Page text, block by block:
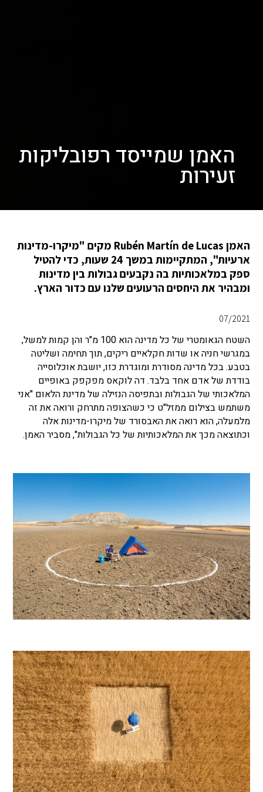
האמן שמייסד רפובליקות
זעירות
האמן Rubén Martín de Lucas מקים "מיקרו-מדינות
ארעיות", המתקיימות במשך 24 שעות, כדי להטיל
ספק במלאכותיות בה נקבעים גבולות בין מדינות
ומבהיר את היחסים הרעועים שלנו עם כדור הארץ.
07/2021
השטח הגאומטרי של כל מדינה הוא 100 מ"ר והן קמות למשל,
במגרשי חניה או שדות חקלאיים ריקים, תוך תחימה ושליטה
בטבע. בכל מדינה מסודרת ומוגדרת כזו, יושבת אוכלוסייה
בודדת של אדם אחד בלבד. דה לוקאס מפקפק באופיים
המלאכותי של הגבולות ובתפיסה הנזילה של מדינת הלאום "אני
משתמש בצילום ממזל"ט כי כשהצופה מתרחק ורואה את זה
מלמעלה, הוא רואה את האבסורד של מיקרו-מדינות אלה
וכתוצאה מכך את המלאכותיות של כל הגבולות", מסביר האמן.